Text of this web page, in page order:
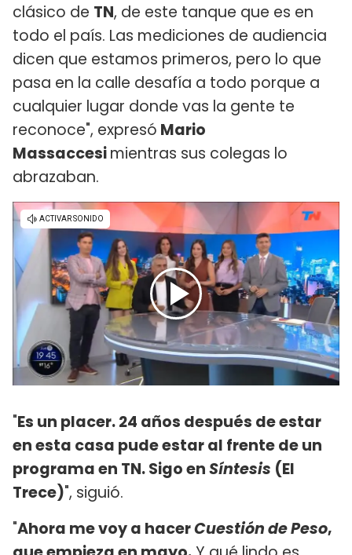
clásico de TN, de este tanque que es en
todo el país. Las mediciones de audiencia
dicen que estamos primeros, pero lo que
pasa en la calle desafía a todo porque a
cualquier lugar donde vas la gente te
reconoce", expresó Mario
Massaccesimientras sus colegas lo
abrazaban.
"Es un placer. 24 años después de estar
en esta casa pude estar al frente de un
programa en TN. Sigo enSíntesis (El
Trece)", siguió.
"Ahora me voy a hacerCuestión de Peso,